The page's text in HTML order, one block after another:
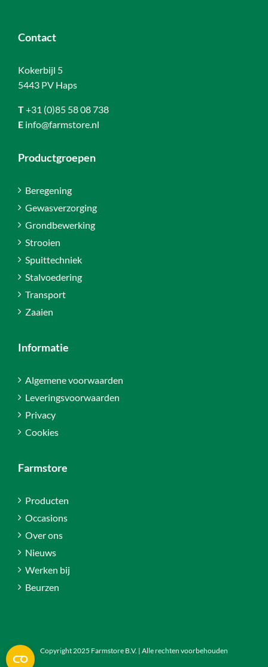
Contact
Kokerbijl 5
5443 PV Haps
T+31 (0)85 58 08 738
E info@farmstore.nl
Productgroepen
Beregening
Gewasverzorging
Grondbewerking
Strooien
Spuittechniek
Stalvoedering
Transport
Zaaien
Informatie
Algemene voorwaarden
Leveringsvoorwaarden
Privacy
Cookies
Farmstore
Producten
Occasions
Over ons
Nieuws
Werken bij
Beurzen
Copyright 2025 Farmstore B.V. | Alle rechten voorbehouden